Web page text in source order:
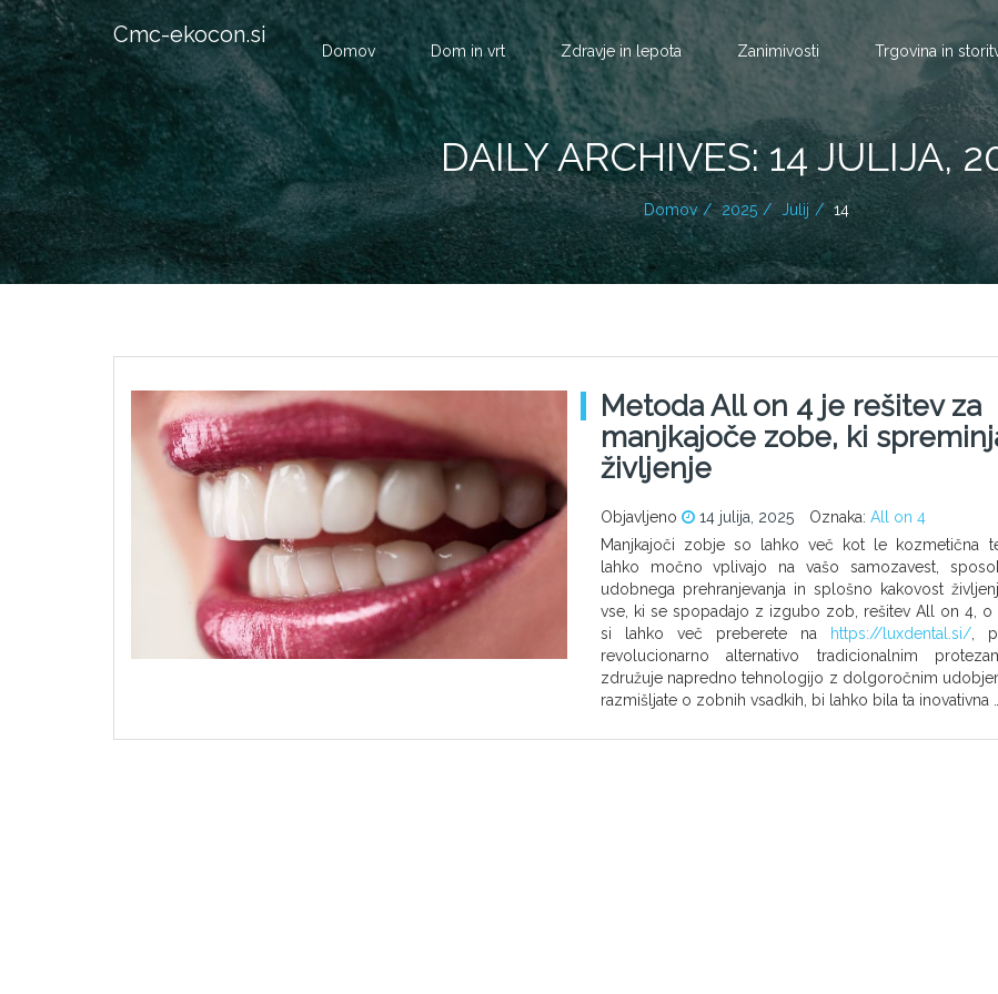
Cmc-ekocon.si
Domov Dom in vrt Zdravje in lepota Zanimivosti Trgovina in
DAILY ARCHIVES: 14 JULIJA,
Domov 2025 Julij 14
Metoda All on 4 je rešitev za
manjkajoče zobe, ki
življenje
Objavljeno 14 julija, 2025 Oznaka: All on 4
Manjkajoči zobje so lahko več kot le kozmetična
lahko močno vplivajo na vašo samozavest,
udobnega prehranjevanja in splošno kakovost
vse, ki se spopadajo z izgubo zob, rešitev All on 4, o
si lahko več preberete na
https://luxdental.si/,
revolucionarno alternativo tradicionalnim
združuje napredno tehnologijo z dolgoročnim
razmišljate o zobnih vsadkih, bi lahko bila ta inovativna …